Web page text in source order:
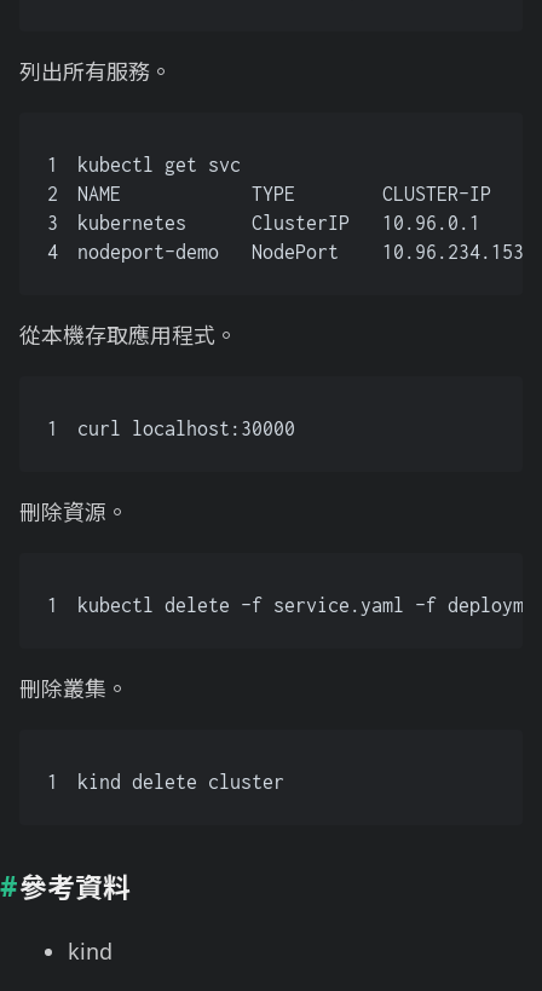
列出所有服務。
1
2
3
4
kubectl get svc
NAME            TYPE        CLUSTER-IP
kubernetes      ClusterIP   10.96.0.1
nodeport-demo   NodePort
從本機存取應用程式。
1 curl localhost:30000
刪除資源。
1 kubectl delete -f service.yaml -f
刪除叢集。
1 kind delete cluster
參考資料
kind